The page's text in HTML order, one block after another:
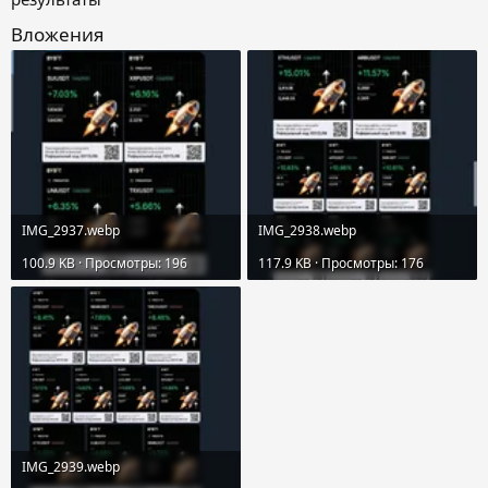
Вложения
IMG_2937.webp
100.9 KB · Просмотры: 196
IMG_2938.webp
117.9 KB · Просмотры: 176
IMG_2939.webp